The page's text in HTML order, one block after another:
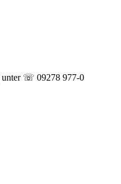
unter ☏ 09278 977-0